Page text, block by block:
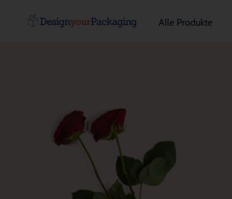
Alle Produkte